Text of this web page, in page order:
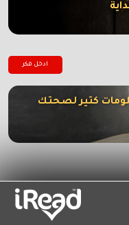
ادخل فكر
كتير لصحتك